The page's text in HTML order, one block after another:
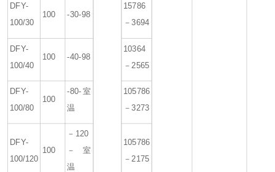
DFY-
100/30
100 -30-98
15786
－3694
DFY-
100/40
100 -40-98
10364
－2565
DFY-
100/80
100
-80-室
温
105786
－3273
DFY-
100/120
100
－120
－室
温
105786
－2175